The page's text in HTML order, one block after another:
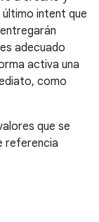
último intent que
adecuado
activa una
como
que se
referencia